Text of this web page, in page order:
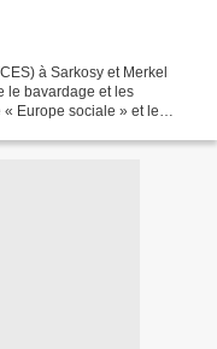
à Sarkosy et Merkel
le bavardage et les
Europe sociale » et le